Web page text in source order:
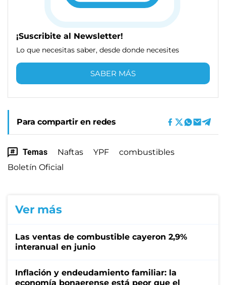
¡Suscribite al Newsletter!
Lo que necesitas saber, desde donde necesites
SABER MÁS
Para compartir en redes
Temas Naftas YPF
combustibles
Boletín Oficial
Ver más
Las ventas de combustible cayeron 2,9%
interanual en junio
Inflación y endeudamiento familiar: la
economía bonaerense está peor que el